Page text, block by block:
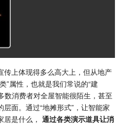
传上体现得多么高大上，但从地产
”属性，也就是我们常说的“建
数消费者对全屋智能很陌生，甚至
面。通过“地摊形式”，让智能家
居是什么，通过各类演示道具让消